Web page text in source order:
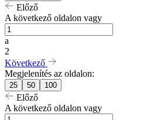
Előző
A következő oldalon vagy
a
2
Következő
Megjelenítés az oldalon:
25 50 100
Előző
A következő oldalon vagy